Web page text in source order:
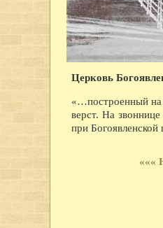
Церковь
«…построенный на
верст. На
при
«««